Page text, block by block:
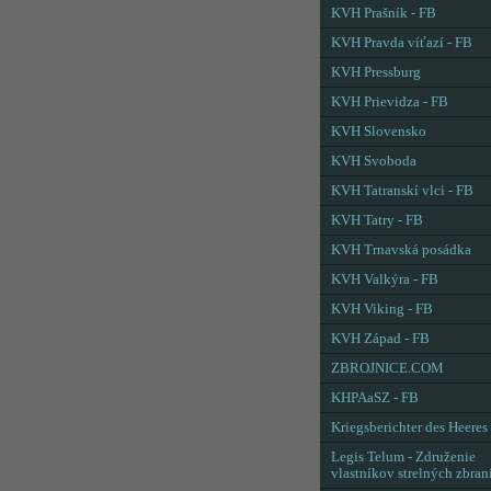
KVH Prašník - FB
KVH Pravda víťazí - FB
KVH Pressburg
KVH Prievidza - FB
KVH Slovensko
KVH Svoboda
KVH Tatranskí vlci - FB
KVH Tatry - FB
KVH Trnavská posádka
KVH Valkýra - FB
KVH Viking - FB
KVH Západ - FB
ZBROJNICE.COM
KHPAaSZ - FB
Kriegsberichter des Heeres
Legis Telum - Združenie
vlastníkov strelných